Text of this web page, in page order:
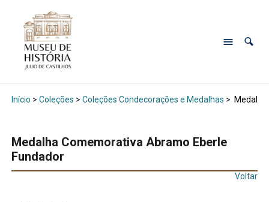
Início > Coleções > Coleções Condecorações e Medalhas >
Medalha Comemorativa Abramo Eberle
Fundador
Voltar